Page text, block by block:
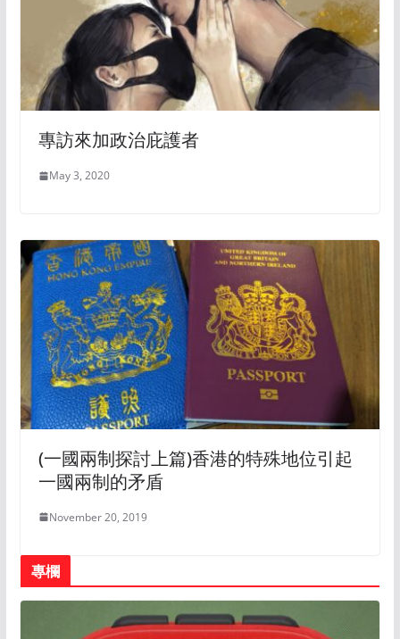
專訪來加政治庇護者
May 3, 2020
(一國兩制探討上篇)香港的特殊地位引起
一國兩制的矛盾
November 20, 2019
專欄